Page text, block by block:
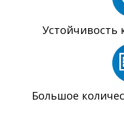
Устойчивость
Большое